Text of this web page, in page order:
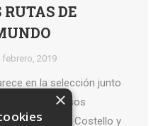
DE
febrero, 2019
en la selección junto
Los prestigiosos
Hall, Dave Costello y
×